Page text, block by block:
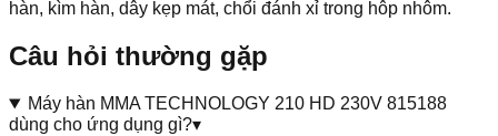
hàn, kìm hàn, dây kẹp mát, chổi đánh xỉ trong hôp nhôm.
Câu hỏi thường gặp
Máy hàn MMA TECHNOLOGY 210 HD 230V 815188
dùng cho ứng dụng gì?▾